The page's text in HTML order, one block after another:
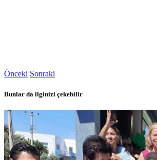
Önceki Sonraki
Bunlar da ilginizi çekebilir